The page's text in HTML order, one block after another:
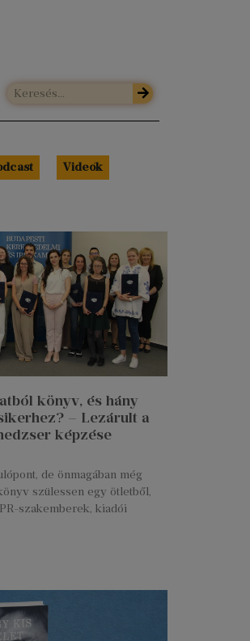
Videók
könyv, és hány
– Lezárult a
képzése
de önmagában még
szülessen egy ötletből,
szakemberek, kiadói